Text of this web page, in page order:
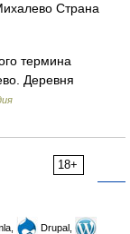
Страна
термина
Деревня
18+
Drupal,